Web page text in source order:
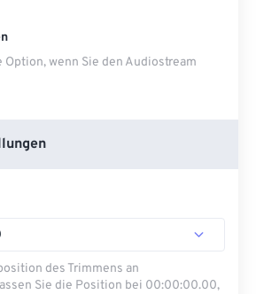
wenn Sie den Audiostream
des Trimmens an
Sie die Position bei 00:00:00.00,